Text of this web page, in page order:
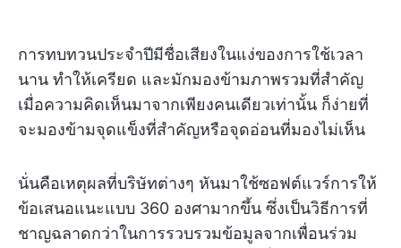
การทบทวนประจำปีมีชื่อเสียงในแง่ของการใช้เวลา
นาน ทำให้เครียด และมักมองข้ามภาพรวมที่สำคัญ
เมื่อความคิดเห็นมาจากเพียงคนเดียวเท่านั้น ก็ง่ายที่
จะมองข้ามจุดแข็งที่สำคัญหรือจุดอ่อนที่มองไม่เห็น
นั่นคือเหตุผลที่บริษัทต่างๆ หันมาใช้ซอฟต์แวร์การให้
ข้อเสนอแนะแบบ 360 องศามากขึ้น ซึ่งเป็นวิธีการที่
ชาญฉลาดกว่าในการรวบรวมข้อมูลจากเพื่อนร่วม